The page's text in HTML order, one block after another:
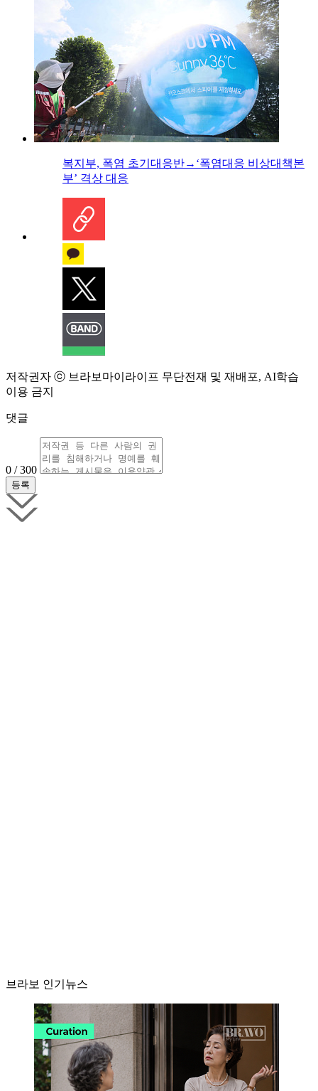
복지부, 폭염 초기대응반→‘폭염대응 비상대책본
부’ 격상 대응
저작권자 ⓒ 브라보마이라이프 무단전재 및 재배포, AI학습
이용 금지
댓글
0 / 300
브라보 인기뉴스